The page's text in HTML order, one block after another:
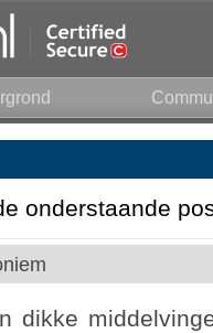
onderstaande
dikke